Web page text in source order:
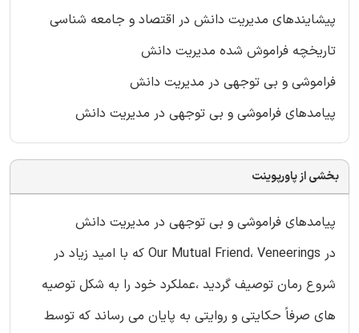
پیشایندهای مدیریت دانش در اقتصاد و جامعه شناسی
تاریخچه فراموش شده مدیریت دانش
فراموشی و بی توجهی در مدیریت دانش
پیامدهای فراموشی و بی توجهی در مدیریت دانش
بخشی از پاورپوینت
پیامدهای فراموشی و بی توجهی در مدیریت دانش
در Our Mutual Friend، Veneerings که با امید زیاد در
شروع رمان توصیف گردید ،عملکرد خود را به شکل توصیه
های صرفاً حکایتی و روایتی به پایان می رساند که توسط